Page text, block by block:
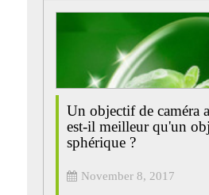
Un objectif de caméra
est-il meilleur qu'un
sphérique ?
November 8, 2017